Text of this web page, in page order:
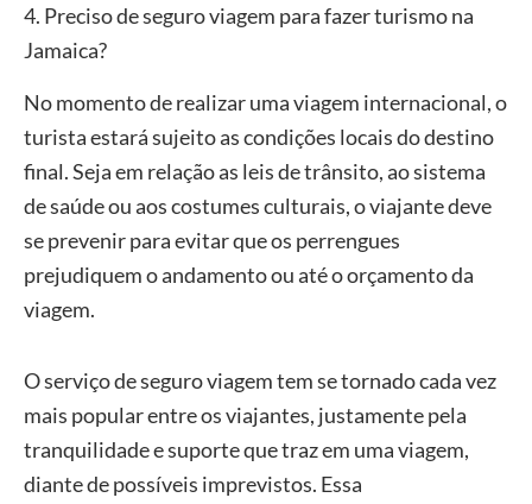
4. Preciso de seguro viagem para fazer turismo na
Jamaica?
No momento de realizar uma viagem internacional, o
turista estará sujeito as condições locais do destino
final. Seja em relação as leis de trânsito, ao sistema
de saúde ou aos costumes culturais, o viajante deve
se prevenir para evitar que os perrengues
prejudiquem o andamento ou até o orçamento da
viagem.
O serviço de seguro viagem tem se tornado cada vez
mais popular entre os viajantes, justamente pela
tranquilidade e suporte que traz em uma viagem,
diante de possíveis imprevistos. Essa